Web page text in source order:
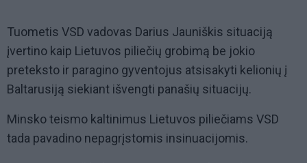
Tuometis VSD vadovas Darius Jauniškis situaciją
įvertino kaip Lietuvos piliečių grobimą be jokio
preteksto ir paragino gyventojus atsisakyti kelionių į
Baltarusiją siekiant išvengti panašių situacijų.
Minsko teismo kaltinimus Lietuvos piliečiams VSD
tada pavadino nepagrįstomis insinuacijomis.